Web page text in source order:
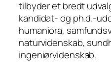
tilbyder et bredt
kandidat- og ph.d.-
humaniora,
naturvidenskab,
ingeniørvidenskab.